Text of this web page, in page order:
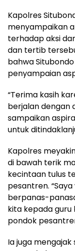
Kapolres
menyampaikan
terhadap aksi
dan tertib
bahwa
penyampaian
“Terima kasih
berjalan dengan
sampaikan
untuk
Kapolres
di bawah terik
kecintaan tulus
pesantren.
berpanas-
kita kepada guru
pondok
Ia juga